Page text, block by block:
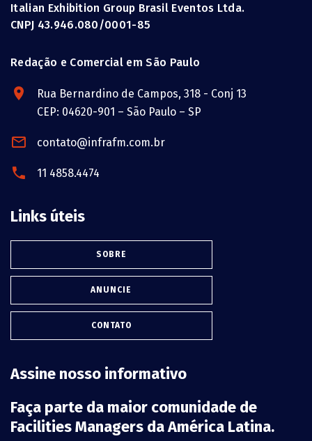
Italian Exhibition Group Brasil Eventos Ltda.
CNPJ 43.946.080/0001-85
Redação e Comercial em São Paulo
Rua Bernardino de Campos, 318 - Conj 13
CEP: 04620-901 – São Paulo – SP
contato@infrafm.com.br
11 4858.4474
Links úteis
SOBRE
ANUNCIE
CONTATO
Assine nosso informativo
Faça parte da maior comunidade de
Facilities Managers da América Latina.